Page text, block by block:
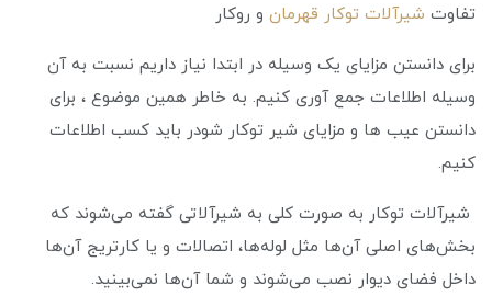
تفاوت شیرآلات توکار قهرمان و روکار
برای دانستن مزایای یک وسیله در ابتدا نیاز داریم نسبت به آن
وسیله اطلاعات جمع آوری کنیم. به خاطر همین موضوع ، برای
دانستن عیب ها و مزایای شیر توکار شودر باید کسب اطلاعات
کنیم.
شیرآلات توکار به صورت کلی به شیرآلاتی گفته می‌شوند که
بخش‌های اصلی آن‌ها مثل لوله‌ها، اتصالات و یا کارتریج آن‌ها
داخل فضای دیوار نصب می‌شوند و شما آن‌ها نمی‌بینید.